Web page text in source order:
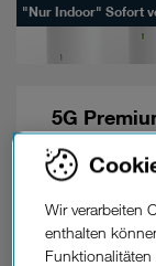
"Nur Indoor" Sofort
5G
Wir verarbeiten
enthalten